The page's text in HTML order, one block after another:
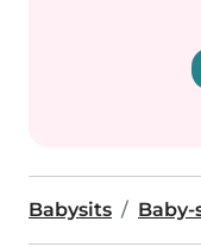
Babysits